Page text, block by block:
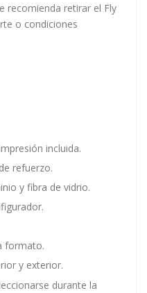
recomienda retirar el Fly
o condiciones
incluida.
refuerzo.
y fibra de vidrio.
formato.
y exterior.
durante la